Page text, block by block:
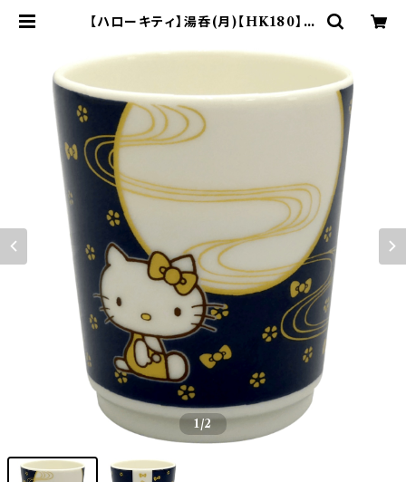
【ハローキティ】湯呑(月)【HK180】H
hop - 山加商店 公式オンラインショ
1/2